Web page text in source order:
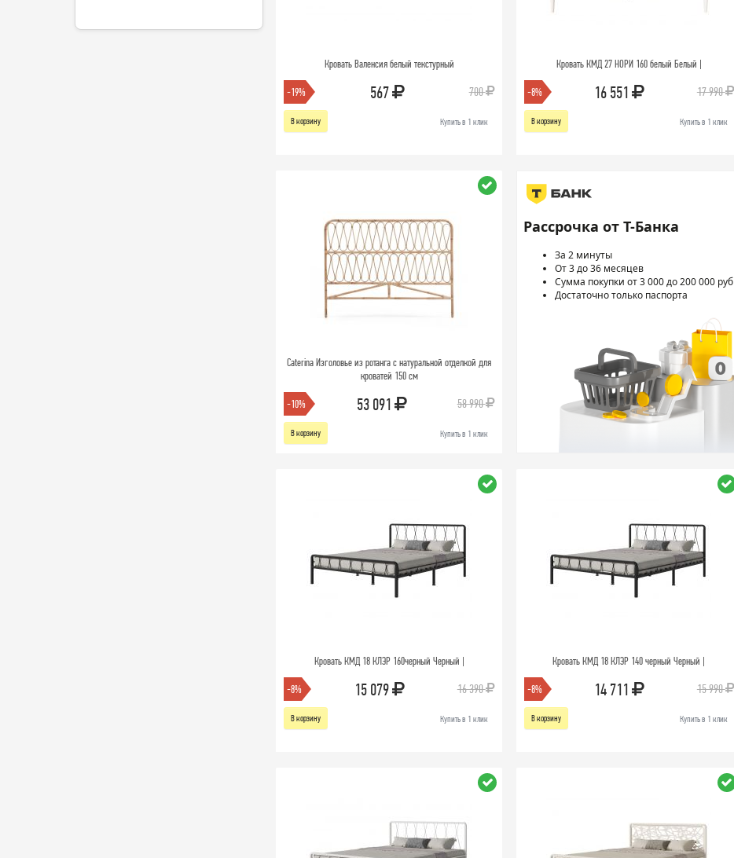
Кровать Валенсия белый текстурный
-19% 567 700
В корзину Купить в 1 клик
Кровать КМД 27 НОРИ 160 белый Белый |
-8% 16 551 17 990
В корзину Купить в 1 клик
Caterina Изголовье из ротанга с натуральной отделкой для
кроватей 150 см
-10% 53 091 58 990
В корзину Купить в 1 клик
Рассрочка от Т-Банка
За 2 минуты
От 3 до 36 месяцев
Сумма покупки от 3 000 до 200 000 руб
Достаточно только паспорта
Кровать КМД 18 КЛЭР 160черный Черный |
-8% 15 079 16 390
В корзину Купить в 1 клик
Кровать КМД 18 КЛЭР 140 черный Черный |
-8% 14 711 15 990
В корзину Купить в 1 клик